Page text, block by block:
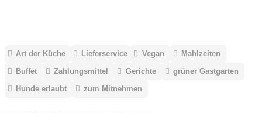
Art der Küche Lieferservice Vegan
Mahlzeiten
Buffet
Zahlungsmittel Gerichte
grüner Gastgarten
Hunde erlaubt
zum Mitnehmen